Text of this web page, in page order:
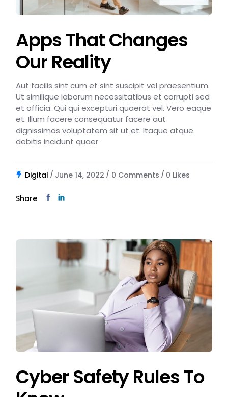
Apps That Changes
Our Reality
Aut facilis sint cum et sint suscipit vel praesentium.
Ut similique laborum necessitatibus et corrupti sed
et officia. Qui qui excepturi quaerat vel. Vero eaque
et. Illum facere consequatur facere aut
dignissimos voluptatem sit ut et. Itaque atque
debitis incidunt quaer
Digital June 14, 2022 0 Comments 0 Likes
Share
Cyber Safety Rules To